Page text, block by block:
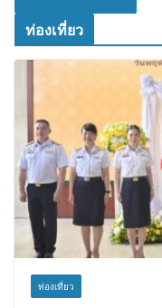
ท่องเที่ยว
ท่องเที่ยว